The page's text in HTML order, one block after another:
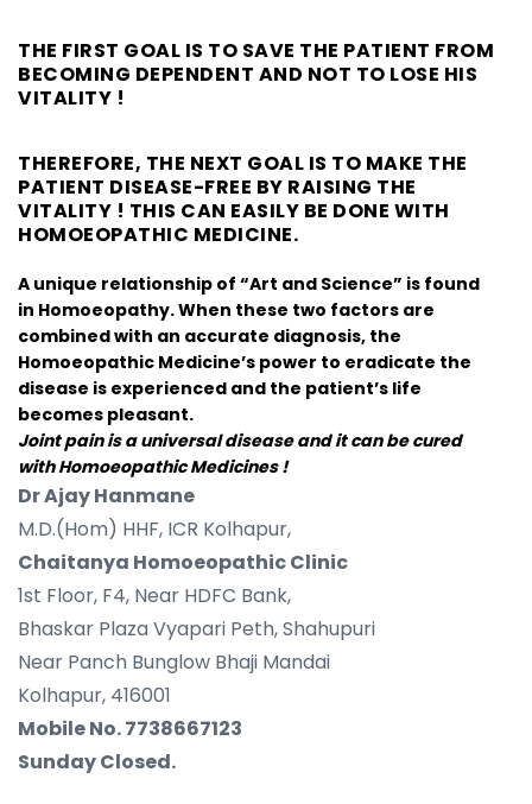
THE FIRST GOAL IS TO SAVE THE PATIENT FROM
BECOMING DEPENDENT AND NOT TO LOSE HIS
VITALITY !
THEREFORE, THE NEXT GOAL IS TO MAKE THE
PATIENT DISEASE-FREE BY RAISING THE
VITALITY ! THIS CAN EASILY BE DONE WITH
HOMOEOPATHIC MEDICINE.
A unique relationship of “Art and Science” is found
in Homoeopathy. When these two factors are
combined with an accurate diagnosis, the
Homoeopathic Medicine’s power to eradicate the
disease is experienced and the patient’s life
becomes pleasant.
Joint pain is a universal disease and it can be cured
with Homoeopathic Medicines !
Dr Ajay Hanmane
M.D.(Hom) HHF, ICR Kolhapur,
Chaitanya Homoeopathic Clinic
1st Floor, F4, Near HDFC Bank,
Bhaskar Plaza Vyapari Peth, Shahupuri
Near Panch Bunglow Bhaji Mandai
Kolhapur, 416001
Mobile No. 7738667123
Sunday Closed.